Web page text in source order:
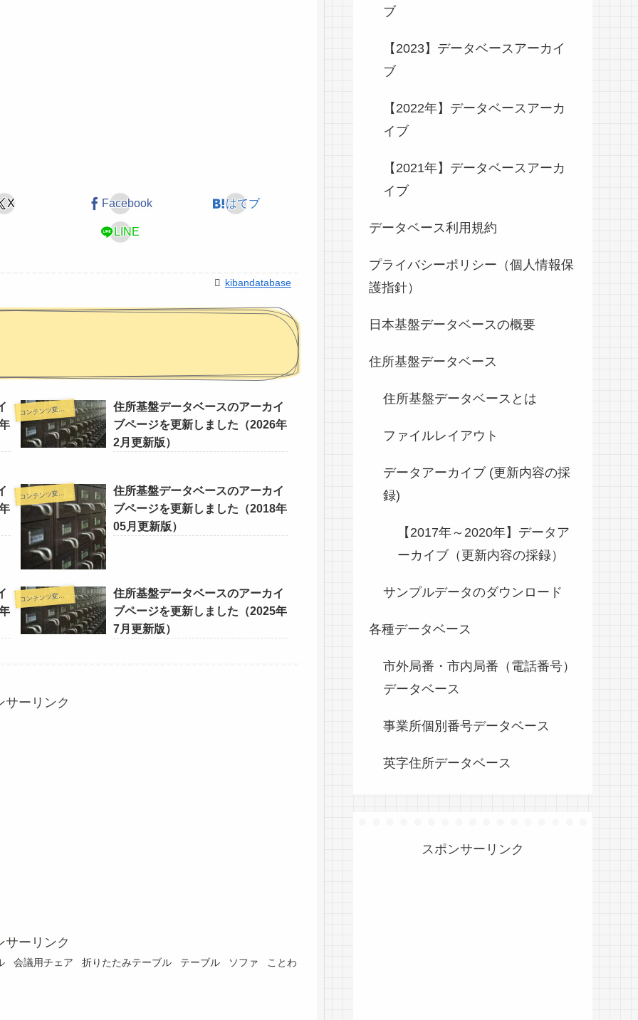
X Facebook はてブ
LINE
kibandatabase
コ
ンテンツ変更情報
住所基盤データベースのアーカイ
ブページを更新しました（2026年
2月更新版）
コ
ンテンツ変更情報
住所基盤データベースのアーカイ
ブページを更新しました（2018年
05月更新版）
コ
ンテンツ変更情報
住所基盤データベースのアーカイ
ブページを更新しました（2025年
7月更新版）
サーリンク
サーリンク
会議用チェア 折りたたみテーブル テーブル ソファ ことわ
ブ
【2023】データベースアーカイ
ブ
【2022年】データベースアーカ
イブ
【2021年】データベースアーカ
イブ
データベース利用規約
プライバシーポリシー（個人情報保
護指針）
日本基盤データベースの概要
住所基盤データベース
住所基盤データベースとは
ファイルレイアウト
データアーカイブ (更新内容の採
録)
【2017年～2020年】データア
ーカイブ（更新内容の採録）
サンプルデータのダウンロード
各種データベース
市外局番・市内局番（電話番号）
データベース
事業所個別番号データベース
英字住所データベース
スポンサーリンク